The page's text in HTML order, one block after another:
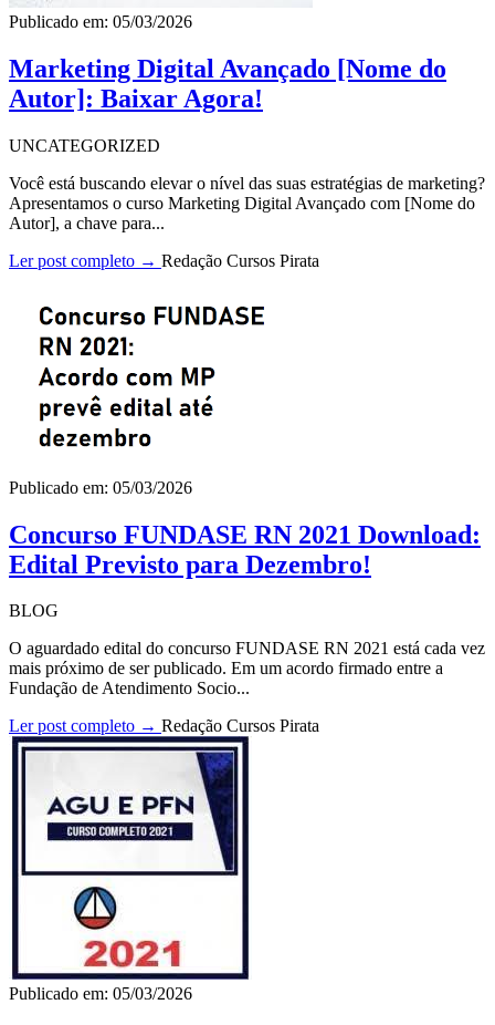
Publicado em: 05/03/2026
Marketing Digital Avançado [Nome do
Autor]: Baixar Agora!
UNCATEGORIZED
Você está buscando elevar o nível das suas estratégias de marketing?
Apresentamos o curso Marketing Digital Avançado com [Nome do
Autor], a chave para...
Ler post completo → Redação Cursos Pirata
Publicado em: 05/03/2026
Concurso FUNDASE RN 2021 Download:
Edital Previsto para Dezembro!
BLOG
O aguardado edital do concurso FUNDASE RN 2021 está cada vez
mais próximo de ser publicado. Em um acordo firmado entre a
Fundação de Atendimento Socio...
Ler post completo → Redação Cursos Pirata
Publicado em: 05/03/2026